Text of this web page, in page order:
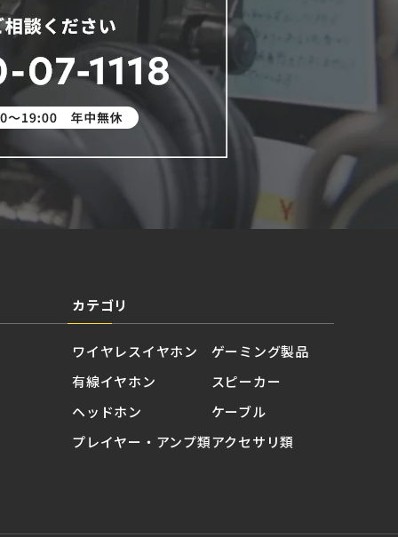
カテゴリ
ワイヤレスイヤホン
有線イヤホン
ヘッドホン
プレイヤー・アンプ類
ゲーミング製品
スピーカー
ケーブル
アクセサリ類